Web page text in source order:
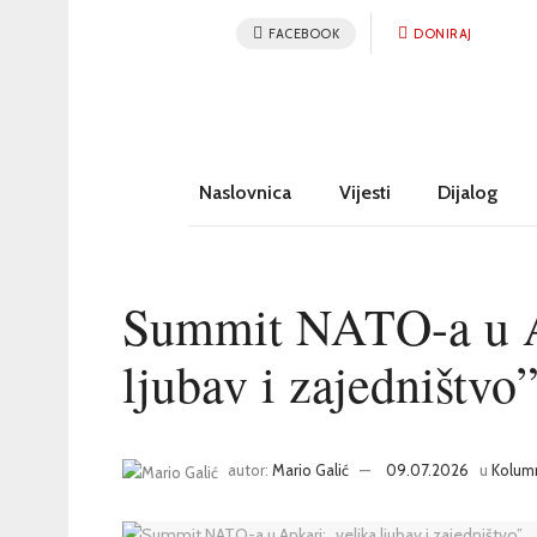
FACEBOOK DONIRAJ
Naslovnica Vijesti Dijalog
Summit NATO-a u
ljubav i
autor: Mario Galić 09.07.2026 u